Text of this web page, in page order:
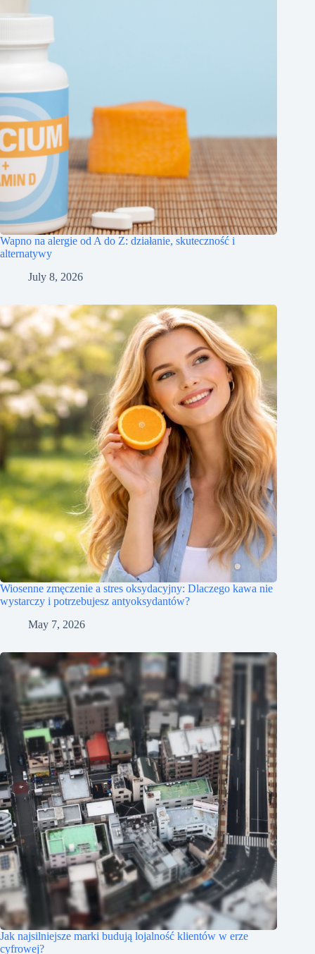
Wapno na alergie od A do Z: działanie, skuteczność i
alternatywy
July 8, 2026
Wiosenne zmęczenie a stres oksydacyjny: Dlaczego kawa nie
wystarczy i potrzebujesz antyoksydantów?
May 7, 2026
Jak najsilniejsze marki budują lojalność klientów w erze
cyfrowej?